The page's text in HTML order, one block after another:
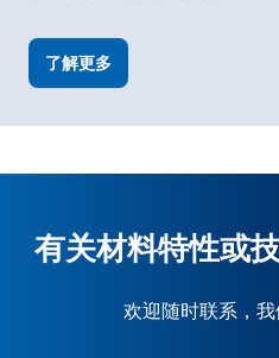
了解更多
有关材料特性或
欢迎随时联系，我